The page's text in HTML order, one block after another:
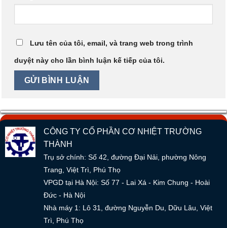
Lưu tên của tôi, email, và trang web trong trình
duyệt này cho lần bình luận kế tiếp của tôi.
CÔNG TY CỔ PHẦN CƠ NHIỆT TRƯỜNG
THÀNH
Trụ sở chính: Số 42, đường Đại Nải, phường Nông
Trang, Việt Trì, Phú Thọ
VPGD tại Hà Nội: Số 77 - Lai Xá - Kim Chung - Hoài
Đức - Hà Nội
Nhà máy 1: Lô 31, đường Nguyễn Du, Dữu Lâu, Việt
Trì, Phú Thọ